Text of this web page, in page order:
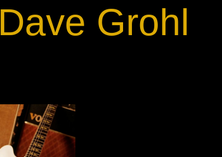
Dave Grohl